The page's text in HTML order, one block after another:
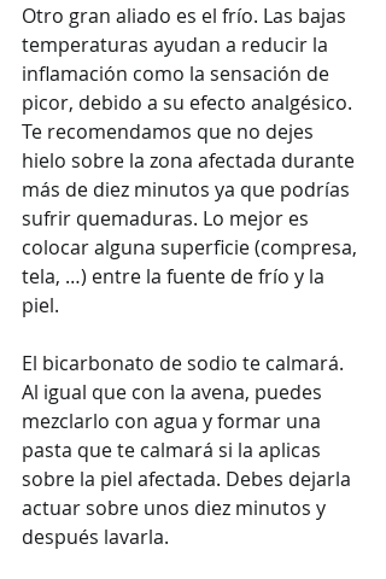
Otro gran aliado es el frío. Las bajas
temperaturas ayudan a reducir la
inflamación como la sensación de
picor, debido a su efecto analgésico.
Te recomendamos que no dejes
hielo sobre la zona afectada durante
más de diez minutos ya que podrías
sufrir quemaduras. Lo mejor es
colocar alguna superficie (compresa,
tela, …) entre la fuente de frío y la
piel.
El bicarbonato de sodio te calmará.
Al igual que con la avena, puedes
mezclarlo con agua y formar una
pasta que te calmará si la aplicas
sobre la piel afectada. Debes dejarla
actuar sobre unos diez minutos y
después lavarla.